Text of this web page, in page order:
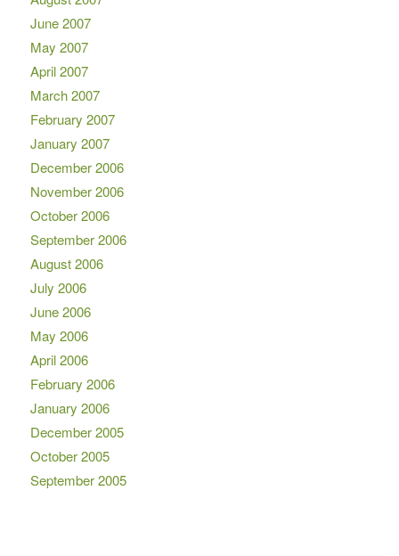
June 2007
May 2007
April 2007
March 2007
February 2007
January 2007
December 2006
November 2006
October 2006
September 2006
August 2006
July 2006
June 2006
May 2006
April 2006
February 2006
January 2006
December 2005
October 2005
September 2005